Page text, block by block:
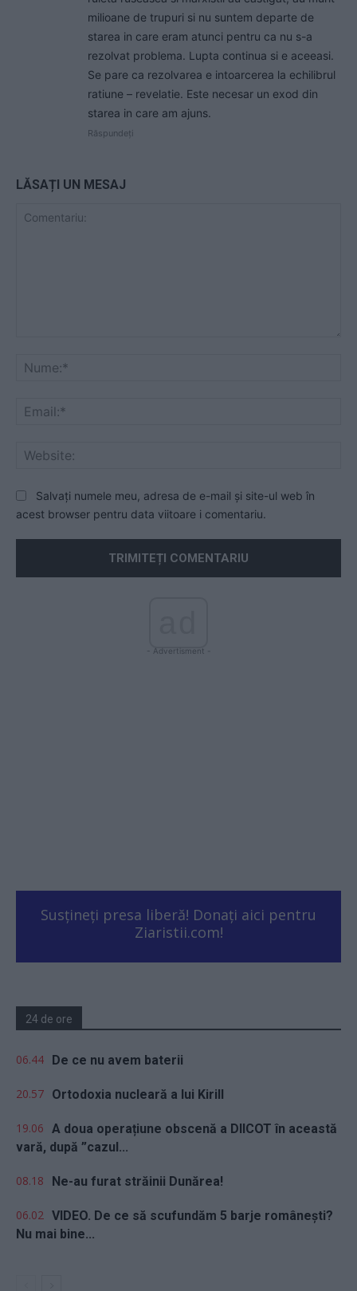
milioane de trupuri si nu suntem departe de
starea in care eram atunci pentru ca nu s-a
rezolvat problema. Lupta continua si e aceeasi.
Se pare ca rezolvarea e intoarcerea la echilibrul
ratiune – revelatie. Este necesar un exod din
starea in care am ajuns.
Răspundeți
LĂSAȚI UN MESAJ
Salvați numele meu, adresa de e-mail și site-ul web în
acest browser pentru data viitoare i comentariu.
- Advertisment -
Susțineți presa liberă! Donați aici pentru
Ziaristii.com!
24 de ore
06.44 De ce nu avem baterii
20.57 Ortodoxia nucleară a lui Kirill
19.06 A doua operațiune obscenă a DIICOT în această
vară, după ”cazul...
08.18 Ne-au furat străinii Dunărea!
06.02 VIDEO. De ce să scufundăm 5 barje românești?
Nu mai bine...